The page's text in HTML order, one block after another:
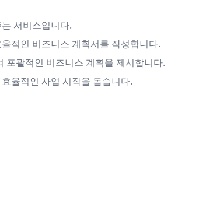
서비스입니다.
적인 비즈니스 계획서를 작성합니다.
포괄적인 비즈니스 계획을 제시합니다.
율적인 사업 시작을 돕습니다.